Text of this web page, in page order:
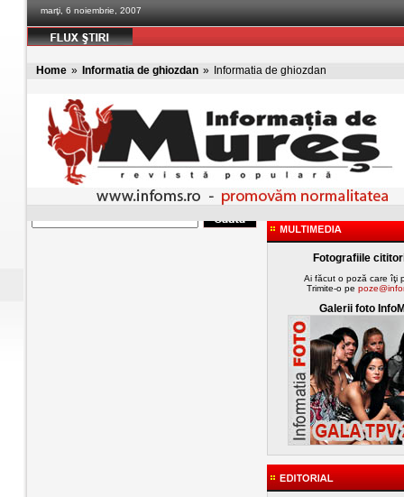
marţi, 6 noiembrie, 2007
Home » Informatia de ghiozdan » Informatia de ghiozdan
Fotografiile
Ai făcut o poză care îţi
Trimite-o pe
Galerii foto